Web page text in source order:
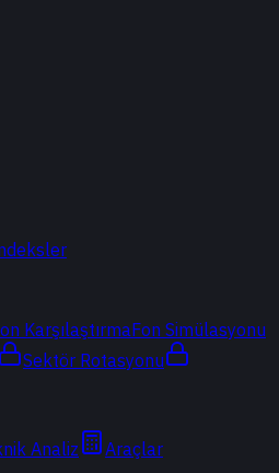
KarşılaştırmaFon Simülasyonu
Sektör Rotasyonu
Analiz
Araçlar